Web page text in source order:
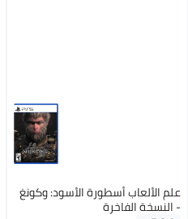
علم الألعاب أسطورة الأسود: وكونغ
- النسخة الفاخرة